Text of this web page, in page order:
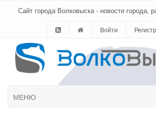
Сайт города Волковыска - новости города,
Войти
МЕНЮ